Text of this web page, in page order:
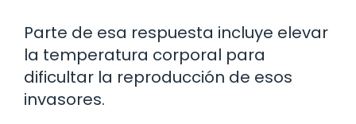
Parte de esa respuesta incluye elevar
la temperatura corporal para
dificultar la reproducción de esos
invasores.